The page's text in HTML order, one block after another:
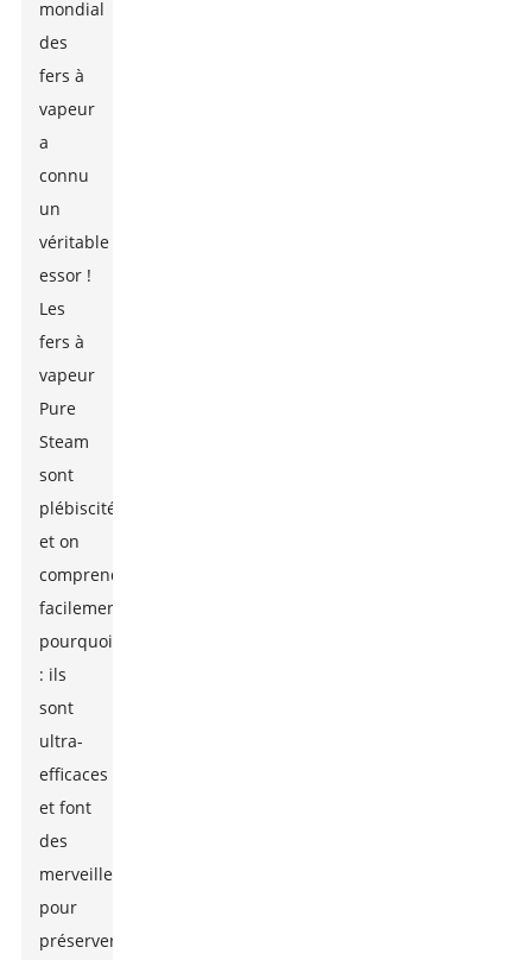
mondial
des
fers à
vapeur
a
connu
un
véritable
essor !
Les
fers à
vapeur
Pure
Steam
sont
plébiscités,
et on
comprend
facilement
pourquoi
: ils
sont
ultra-
efficaces
et font
des
merveilles
pour
préserver